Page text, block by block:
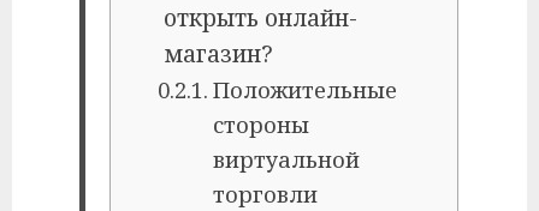
открыть онлайн-
магазин?
Положительные
стороны
виртуальной
торговли